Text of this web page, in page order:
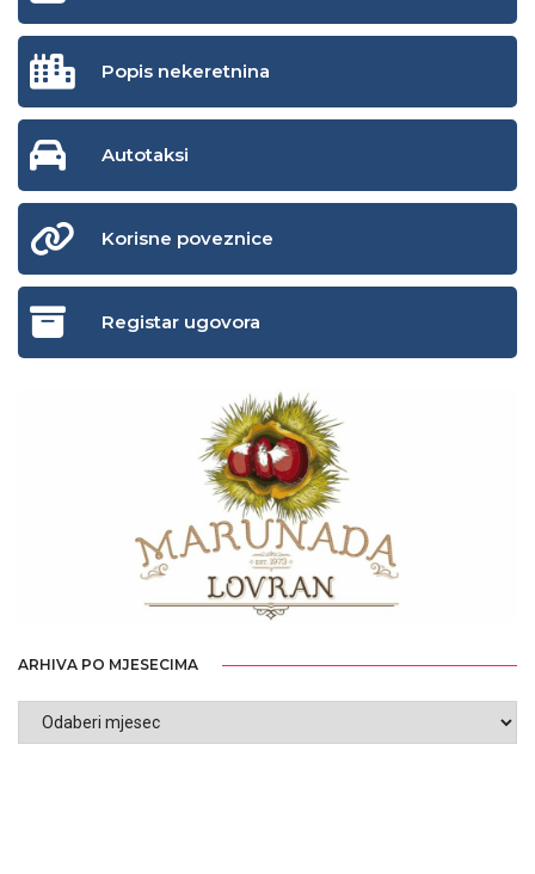
Popis nekeretnina
Autotaksi
Korisne poveznice
Registar ugovora
ARHIVA PO MJESECIMA
ARHIVA
PO